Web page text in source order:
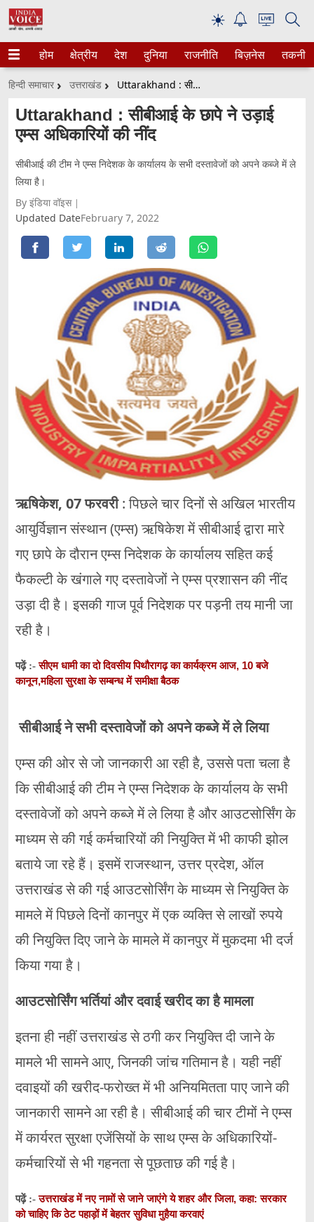
☀
होम क्षेत्रीय देश दुनिया राजनीति बिज़नेस तकनीक
हिन्दी समाचार उत्तराखंड Uttarakhand : सीबीआई के छापे ने उड़ाई एम्स अधिकारियों की नींद
Uttarakhand : सीबीआई के छापे ने उड़ाई
एम्स अधिकारियों की नींद
सीबीआई की टीम ने एम्स निदेशक के कार्यालय के सभी दस्तावेजों को अपने कब्जे में ले
लिया है।
By इंडिया वॉइस
Updated DateFebruary 7, 2022
ऋषिकेश, 07 फरवरी: पिछले चार दिनों से अखिल भारतीय
आयुर्विज्ञान संस्थान (एम्स) ऋषिकेश में सीबीआई द्वारा मारे
गए छापे के दौरान एम्स निदेशक के कार्यालय सहित कई
फैकल्टी के खंगाले गए दस्तावेजों ने एम्स प्रशासन की नींद
उड़ा दी है। इसकी गाज पूर्व निदेशक पर पड़नी तय मानी जा
रही है।
पढ़ें :-सीएम धामी का दो दिवसीय पिथौरागढ़ का कार्यक्रम आज, 10 बजे
कानून,महिला सुरक्षा के सम्बन्ध में समीक्षा बैठक
सीबीआई ने सभी दस्तावेजों को अपने कब्जे में ले लिया
एम्स की ओर से जो जानकारी आ रही है, उससे पता चला है
कि सीबीआई की टीम ने एम्स निदेशक के कार्यालय के सभी
दस्तावेजों को अपने कब्जे में ले लिया है और आउटसोर्सिंग के
माध्यम से की गई कर्मचारियों की नियुक्ति में भी काफी झोल
बताये जा रहे हैं। इसमें राजस्थान, उत्तर प्रदेश, ऑल
उत्तराखंड से की गई आउटसोर्सिंग के माध्यम से नियुक्ति के
मामले में पिछले दिनों कानपुर में एक व्यक्ति से लाखों रुपये
की नियुक्ति दिए जाने के मामले में कानपुर में मुकदमा भी दर्ज
किया गया है।
आउटसोर्सिंग भर्तियां और दवाई खरीद का है मामला
इतना ही नहीं उत्तराखंड से ठगी कर नियुक्ति दी जाने के
मामले भी सामने आए, जिनकी जांच गतिमान है। यही नहीं
दवाइयों की खरीद-फरोख्त में भी अनियमितता पाए जाने की
जानकारी सामने आ रही है। सीबीआई की चार टीमों ने एम्स
में कार्यरत सुरक्षा एजेंसियों के साथ एम्स के अधिकारियों-
कर्मचारियों से भी गहनता से पूछताछ की गई है।
पढ़ें :-उत्तराखंड में नए नामों से जाने जाएंगे ये शहर और जिला, कहा: सरकार
को चाहिए कि ठेट पहाड़ों में बेहतर सुविधा मुहैया करवाएं